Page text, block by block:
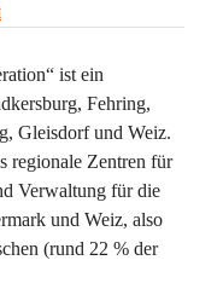
ist ein
Fehring,
Gleisdorf und Weiz.
regionale Zentren für
Verwaltung für die
und Weiz, also
(rund 22 % der